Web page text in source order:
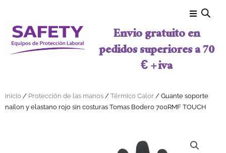
Envio gratuito en
pedidos superiores a 70
€ + iva
Inicio / Protección de las manos / Térmico Calor / Guante soporte
nailon y elastano rojo sin costuras Tomas Bodero 700RMF TOUCH